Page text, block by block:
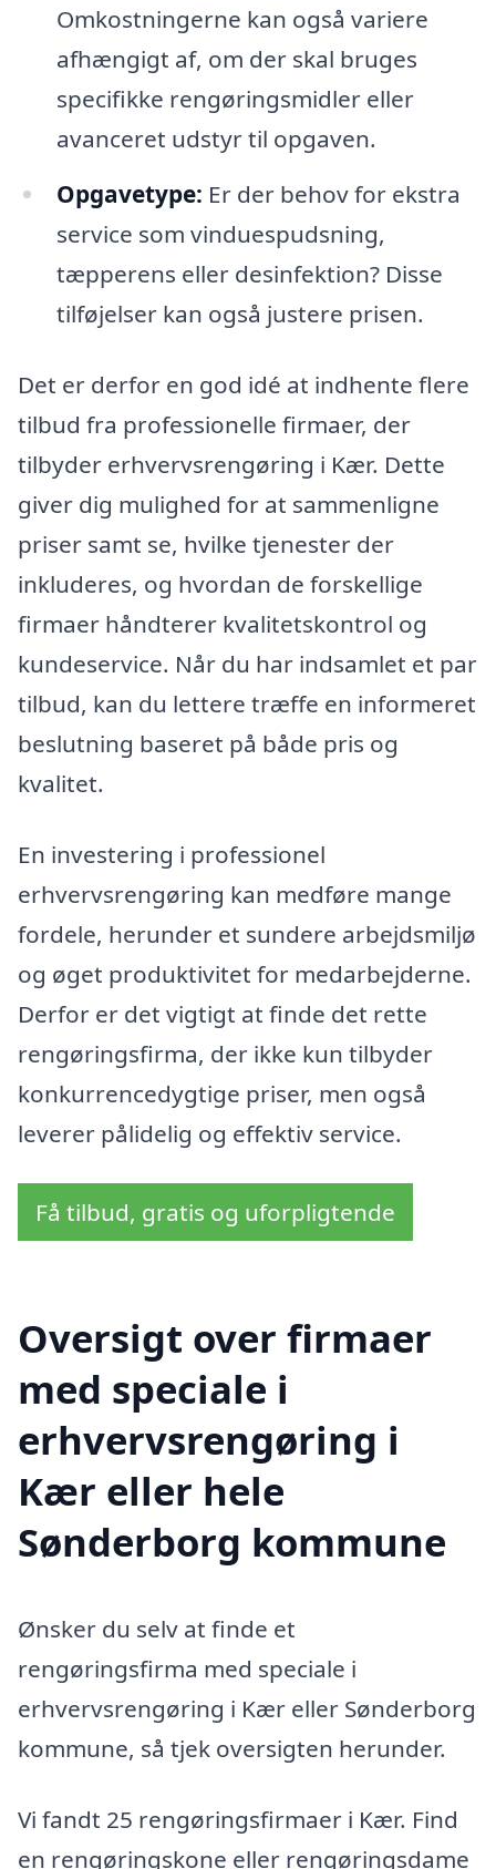
Omkostningerne kan også variere
afhængigt af, om der skal bruges
specifikke rengøringsmidler eller
avanceret udstyr til opgaven.
Opgavetype: Er der behov for ekstra
service som vinduespudsning,
tæpperens eller desinfektion? Disse
tilføjelser kan også justere prisen.
Det er derfor en god idé at indhente flere
tilbud fra professionelle firmaer, der
tilbyder erhvervsrengøring i Kær. Dette
giver dig mulighed for at sammenligne
priser samt se, hvilke tjenester der
inkluderes, og hvordan de forskellige
firmaer håndterer kvalitetskontrol og
kundeservice. Når du har indsamlet et par
tilbud, kan du lettere træffe en informeret
beslutning baseret på både pris og
kvalitet.
En investering i professionel
erhvervsrengøring kan medføre mange
fordele, herunder et sundere arbejdsmiljø
og øget produktivitet for medarbejderne.
Derfor er det vigtigt at finde det rette
rengøringsfirma, der ikke kun tilbyder
konkurrencedygtige priser, men også
leverer pålidelig og effektiv service.
Få tilbud, gratis og uforpligtende
Oversigt over firmaer
med speciale i
erhvervsrengøring i
Kær eller hele
Sønderborg kommune
Ønsker du selv at finde et
rengøringsfirma med speciale i
erhvervsrengøring i Kær eller Sønderborg
kommune, så tjek oversigten herunder.
Vi fandt 25 rengøringsfirmaer i Kær. Find
en rengøringskone eller rengøringsdame